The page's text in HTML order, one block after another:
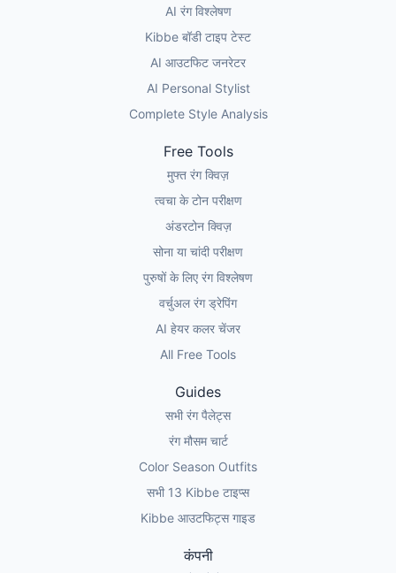
AI रंग विश्लेषण
Kibbe बॉडी टाइप टेस्ट
AI आउटफिट जनरेटर
AI Personal Stylist
Complete Style Analysis
Free Tools
मुफ्त रंग क्विज़
त्वचा के टोन परीक्षण
अंडरटोन क्विज़
सोना या चांदी परीक्षण
पुरुषों के लिए रंग विश्लेषण
वर्चुअल रंग ड्रेपिंग
AI हेयर कलर चेंजर
All Free Tools
Guides
सभी रंग पैलेट्स
रंग मौसम चार्ट
Color Season Outfits
सभी 13 Kibbe टाइप्स
Kibbe आउटफिट्स गाइड
कंपनी